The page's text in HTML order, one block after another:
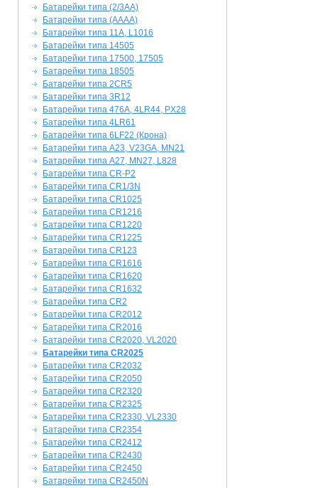
Батарейки типа (2/3AA)
Батарейки типа (AAAA)
Батарейки типа 11A, L1016
Батарейки типа 14505
Батарейки типа 17500, 17505
Батарейки типа 18505
Батарейки типа 2CR5
Батарейки типа 3R12
Батарейки типа 476A, 4LR44, PX28
Батарейки типа 4LR61
Батарейки типа 6LF22 (Крона)
Батарейки типа A23, V23GA, MN21
Батарейки типа A27, MN27, L828
Батарейки типа CR-P2
Батарейки типа CR1/3N
Батарейки типа CR1025
Батарейки типа CR1216
Батарейки типа CR1220
Батарейки типа CR1225
Батарейки типа CR123
Батарейки типа CR1616
Батарейки типа CR1620
Батарейки типа CR1632
Батарейки типа CR2
Батарейки типа CR2012
Батарейки типа CR2016
Батарейки типа CR2020, VL2020
Батарейки типа CR2025
Батарейки типа CR2032
Батарейки типа CR2050
Батарейки типа CR2320
Батарейки типа CR2325
Батарейки типа CR2330, VL2330
Батарейки типа CR2354
Батарейки типа CR2412
Батарейки типа CR2430
Батарейки типа CR2450
Батарейки типа CR2450N